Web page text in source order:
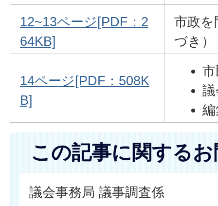
12~13ページ[PDF：2
64KB]
市政を
づき）
14ページ[PDF：508K
B]
この記事に関する
議会事務局 議事調査係